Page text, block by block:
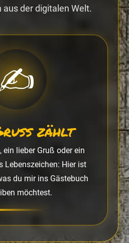
aus der digitalen Welt.
✍️
zählt
ein lieber Gruß oder ein
Lebenszeichen: Hier ist
du mir ins Gästebuch
möchtest.